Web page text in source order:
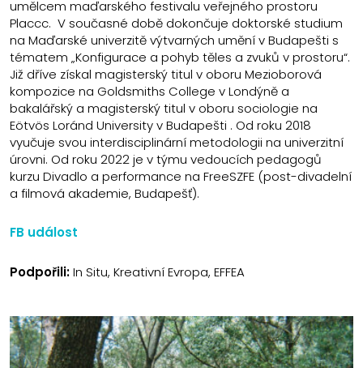
umělcem maďarského festivalu veřejného prostoru
Placcc. V současné době dokončuje doktorské studium
na Maďarské univerzitě výtvarných umění v Budapešti s
tématem „Konfigurace a pohyb těles a zvuků v prostoru“.
Již dříve získal magisterský titul v oboru Mezioborová
kompozice na Goldsmiths College v Londýně a
bakalářský a magisterský titul v oboru sociologie na
Eötvös Loránd University v Budapešti . Od roku 2018
vyučuje svou interdisciplinární metodologii na univerzitní
úrovni. Od roku 2022 je v týmu vedoucích pedagogů
kurzu Divadlo a performance na FreeSZFE (post-divadelní
a filmová akademie, Budapešť).
FB událost
Podpořili:In Situ, Kreativní Evropa, EFFEA